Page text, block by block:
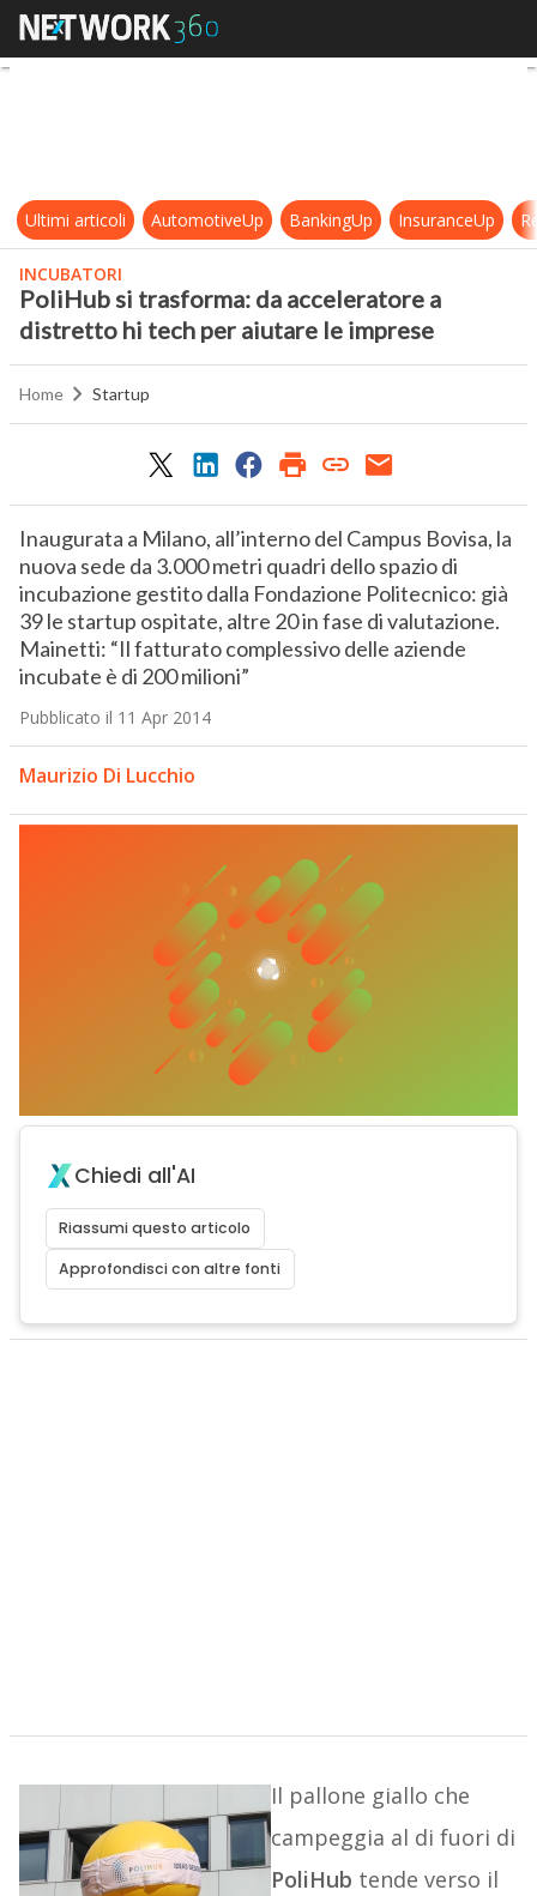
PoliHub si trasforma: da
Ultimi articoli AutomotiveUp BankingUp InsuranceUp
INCUBATORI
PoliHub si trasforma: da acceleratore a
distretto hi tech per aiutare le imprese
Home Startup
Inaugurata a Milano, all’interno del Campus Bovisa, la
nuova sede da 3.000 metri quadri dello spazio di
incubazione gestito dalla Fondazione Politecnico: già
39 le startup ospitate, altre 20 in fase di valutazione.
Mainetti: “Il fatturato complessivo delle aziende
incubate è di 200 milioni”
Pubblicato il 11 Apr 2014
Maurizio Di Lucchio
Chiedi all'AI
Riassumi questo articolo
Approfondisci con altre fonti
Il pallone giallo che
campeggia al di fuori di
PoliHub tende verso il